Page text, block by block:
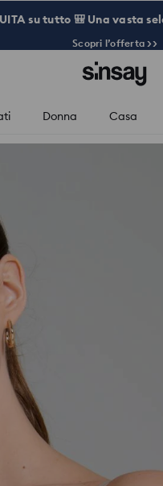
su tutto 🎒 Una vasta
Scopri l’offerta >>
Donna Casa